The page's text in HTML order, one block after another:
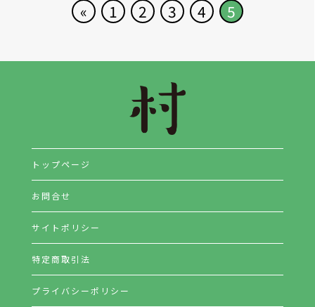
« 1 2 3 4 5
トップページ
お問合せ
サイトポリシー
特定商取引法
プライバシーポリシー